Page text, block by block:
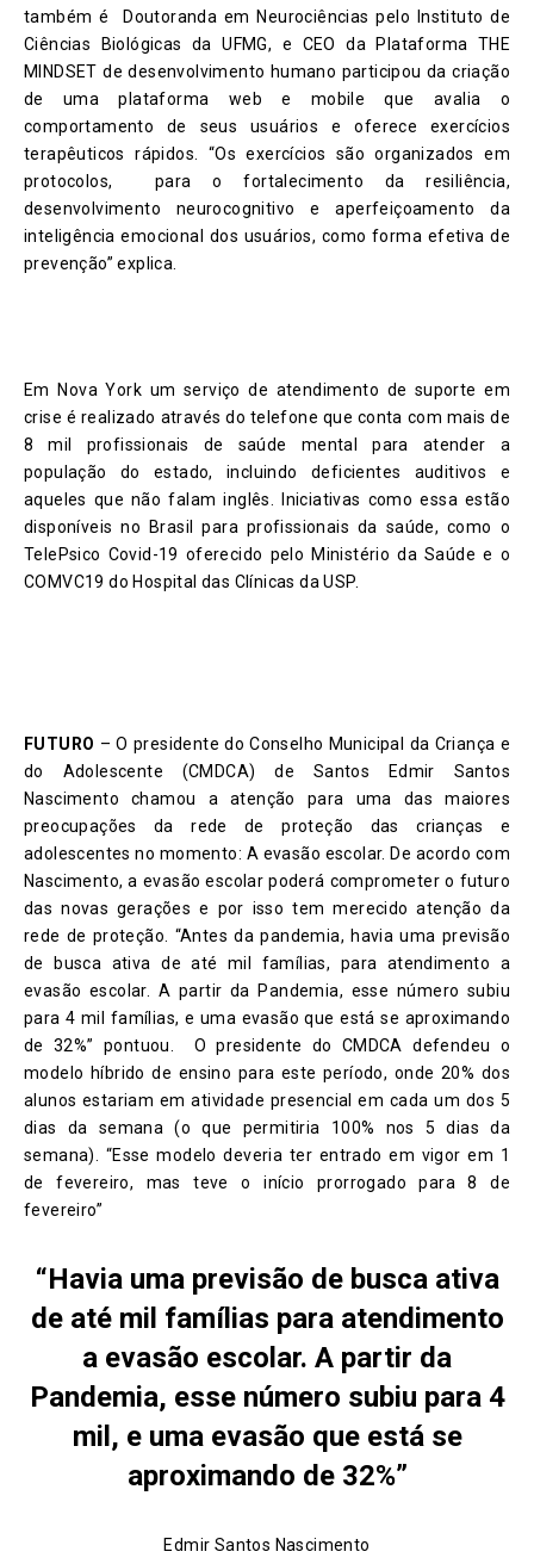
também é Doutoranda em Neurociências pelo Instituto de
Ciências Biológicas da UFMG, e CEO da Plataforma THE
MINDSET de desenvolvimento humano participou da criação
de uma plataforma web e mobile que avalia o
comportamento de seus usuários e oferece exercícios
terapêuticos rápidos. “Os exercícios são organizados em
protocolos, para o fortalecimento da resiliência,
desenvolvimento neurocognitivo e aperfeiçoamento da
inteligência emocional dos usuários, como forma efetiva de
prevenção” explica.
Em Nova York um serviço de atendimento de suporte em
crise é realizado através do telefone que conta com mais de
8 mil profissionais de saúde mental para atender a
população do estado, incluindo deficientes auditivos e
aqueles que não falam inglês. Iniciativas como essa estão
disponíveis no Brasil para profissionais da saúde, como o
TelePsico Covid-19 oferecido pelo Ministério da Saúde e o
COMVC19 do Hospital das Clínicas da USP.
FUTURO – O presidente do Conselho Municipal da Criança e
do Adolescente (CMDCA) de Santos Edmir Santos
Nascimento chamou a atenção para uma das maiores
preocupações da rede de proteção das crianças e
adolescentes no momento: A evasão escolar. De acordo com
Nascimento, a evasão escolar poderá comprometer o futuro
das novas gerações e por isso tem merecido atenção da
rede de proteção. “Antes da pandemia, havia uma previsão
de busca ativa de até mil famílias, para atendimento a
evasão escolar. A partir da Pandemia, esse número subiu
para 4 mil famílias, e uma evasão que está se aproximando
de 32%” pontuou. O presidente do CMDCA defendeu o
modelo híbrido de ensino para este período, onde 20% dos
alunos estariam em atividade presencial em cada um dos 5
dias da semana (o que permitiria 100% nos 5 dias da
semana). “Esse modelo deveria ter entrado em vigor em 1
de fevereiro, mas teve o início prorrogado para 8 de
fevereiro”
“Havia uma previsão de busca ativa
de até mil famílias para atendimento
a evasão escolar. A partir da
Pandemia, esse número subiu para 4
mil, e uma evasão que está se
aproximando de 32%”
Edmir Santos Nascimento